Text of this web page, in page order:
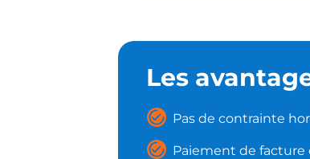
Les
Pas de contrainte
Paiement de